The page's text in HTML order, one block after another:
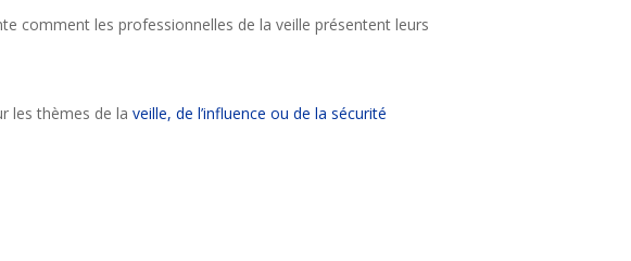
comment les professionnelles de la veille présentent leurs
les thèmes de la veille, de l’influence ou de la sécurité